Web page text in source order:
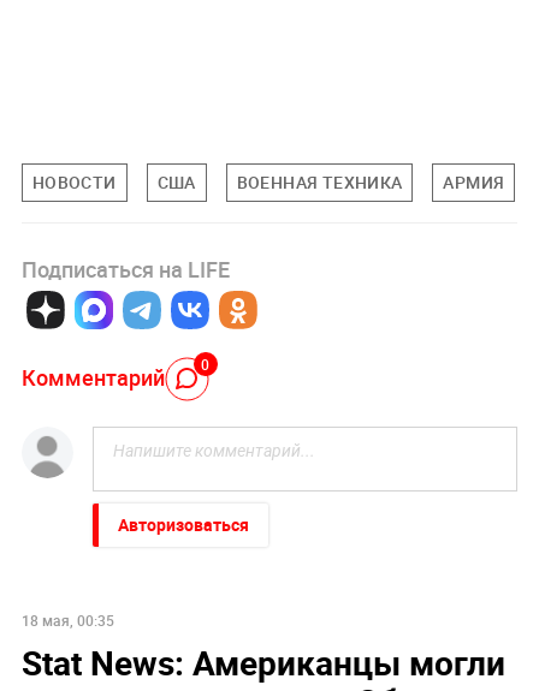
НОВОСТИ США ВОЕННАЯ ТЕХНИКА АРМИЯ
Подписаться на LIFE
Комментарий 0
Авторизоваться
18 мая, 00:35
Stat News: Американцы могли